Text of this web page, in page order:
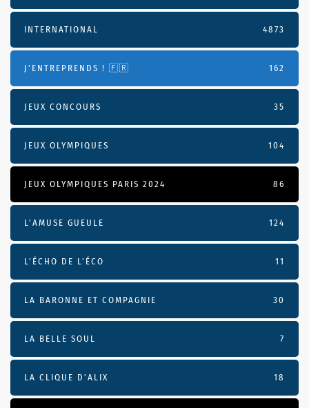
INTERNATIONAL 4873
J'ENTREPRENDS ! 🇫🇷 162
JEUX CONCOURS 35
JEUX OLYMPIQUES 104
JEUX OLYMPIQUES PARIS 2024 86
L'AMUSE GUEULE 124
L’ÉCHO DE L’ÉCO 11
LA BARONNE ET COMPAGNIE 30
LA BELLE SOUL 7
LA CLIQUE D'ALIX 18